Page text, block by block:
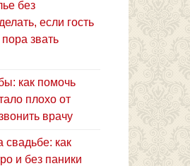
без
если гость
звать
как помочь
плохо от
врачу
свадьбе: как
и без паники